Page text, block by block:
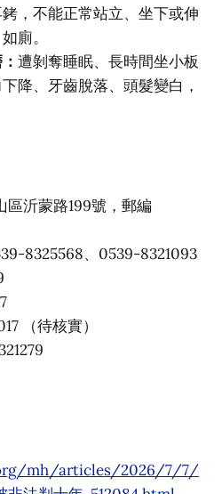
，不能正常站立、坐下或伸
廁。
遭剝奪睡眠、長時間坐小板
降、牙齒脫落、頭髮變白，
沂蒙路199號，郵編
8325568、0539-8321093
（待核實）
mh/articles/2026/7/7/